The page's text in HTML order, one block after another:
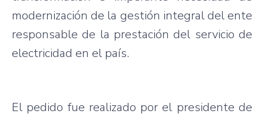
modernización de la gestión integral del ente
responsable de la prestación del servicio de
electricidad en el país.
El pedido fue realizado por el presidente de